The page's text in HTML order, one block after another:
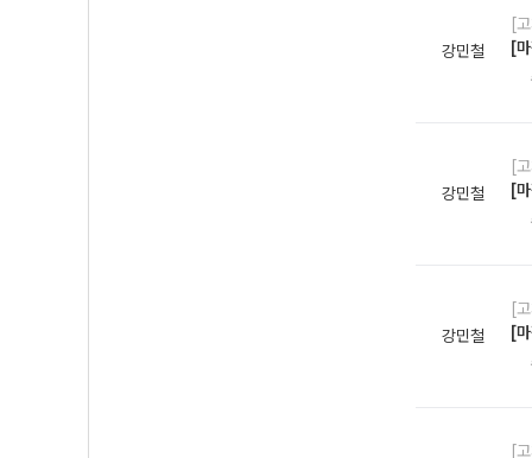
강민철
[
[
강민철
[
[
강민철
[
[
[